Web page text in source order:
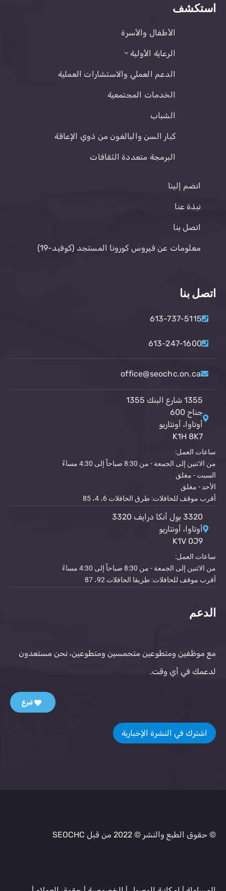
استكشف
الأطفال والأسرة
الرعاية الأولية
الدعم العملي والاستشارات العملية
الخدمات المجتمعية
الشباب
كبار السن والبالغون من ذوي الإعاقة
البرمجة متعددة الثقافات
انضم إلينا
نبذة عنا
اتصل بنا
معلومات عن فيروس كورونا المستجد (كوفيد-19)
اتصل بنا
613-737-5115
613-247-1600
office@seochc.on.ca
1355 شارع البنك 1355
جناح 600
أوتاوا، أونتاريو
K1H 8K7
ساعات العمل:
من الاثنين إلى الجمعة - من 8:30 صباحاً إلى 4:30 مساءً
السبت - مغلق
الأحد - مغلق
أقرب موقف للحافلات: طرق الحافلات 6، 4، 85
3320 بول أنكا درايف 3320
أوتاوا، أونتاريو
K1V 0J9
ساعات العمل:
من الاثنين إلى الجمعة - من 8:30 صباحاً إلى 4:30 مساءً
أقرب موقف للحافلات: طريقا الحافلات 92، 87
الدعم
مع موظفين ومتطوعين متحمسين ومتطوعين، نحن مستعدون
لدعمك في أي وقت.
تبرع
اشترك في النشرة الإخبارية
© حقوق الطبع والنشر © 2022 من قبل SEOCHC